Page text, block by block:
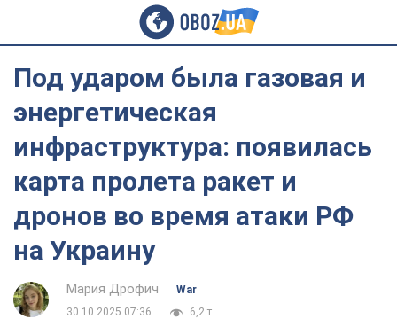
Под ударом была газовая и
энергетическая
инфраструктура: появилась
карта пролета ракет и
дронов во время атаки РФ
на Украину
Мария Дрофич
War
30.10.2025 07:36
6,2 т.